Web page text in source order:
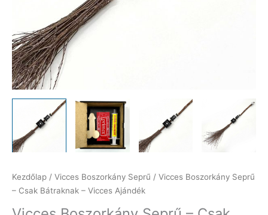
Kezdőlap / Vicces Boszorkány Seprű / Vicces Boszorkány Seprű
– Csak Bátraknak – Vicces Ajándék